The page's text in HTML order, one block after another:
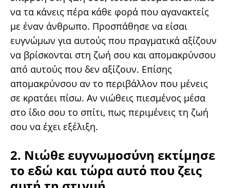
να τα κάνεις πέρα κάθε φορά που αγανακτείς
με έναν άνθρωπο. Προσπάθησε να είσαι
ευγνώμων για αυτούς που πραγματικά αξίζουν
να βρίσκονται στη ζωή σου και απομακρύνσου
από αυτούς που δεν αξίζουν. Επίσης
απομακρύνσου αν το περιβάλλον που μένεις
σε κρατάει πίσω. Αν νιώθεις πιεσμένος μέσα
στο ίδιο σου το σπίτι, πως περιμένεις τη ζωή
σου να έχει εξέλιξη.
2. Νιώθε ευγνωμοσύνη εκτίμησε
το εδώ και τώρα αυτό που ζεις